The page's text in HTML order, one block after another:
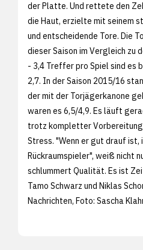
der Platte. Und rettete den
die Haut, erzielte mit seinem
und entscheidende Tore. Die
dieser Saison im Vergleich zu
- 3,4 Treffer pro Spiel sind es
2,7. In der Saison 2015/16
der mit der Torjägerkanone
waren es 6,5/4,9. Es läuft
trotz kompletter Vorbereitung
Stress. "Wenn er gut drauf
Rückraumspieler", weiß nicht
schlummert Qualität. Es ist
Tamo Schwarz und Niklas
Nachrichten, Foto: Sascha